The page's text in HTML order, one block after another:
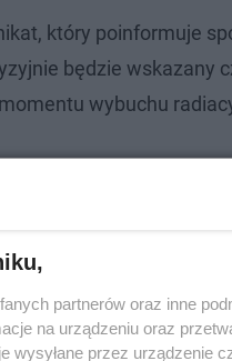
który poinformuje
będzie wskazany
wybuchu
partnerów oraz inne
na urządzeniu oraz
wysyłane przez urządzenie